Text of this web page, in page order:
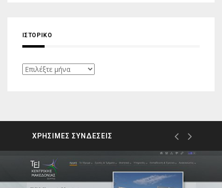
ΙΣΤΟΡΙΚΌ
Ιστορικό
ΧΡΗΣΙΜΕΣ ΣΥΝΔΕΣΕΙΣ